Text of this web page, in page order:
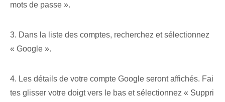
mots de passe ».
3. Dans la liste des comptes, recherchez et sélectionnez
« Google ».
4. Les détails de votre compte Google seront affichés. Fai
tes glisser votre doigt vers le bas et sélectionnez « Suppri